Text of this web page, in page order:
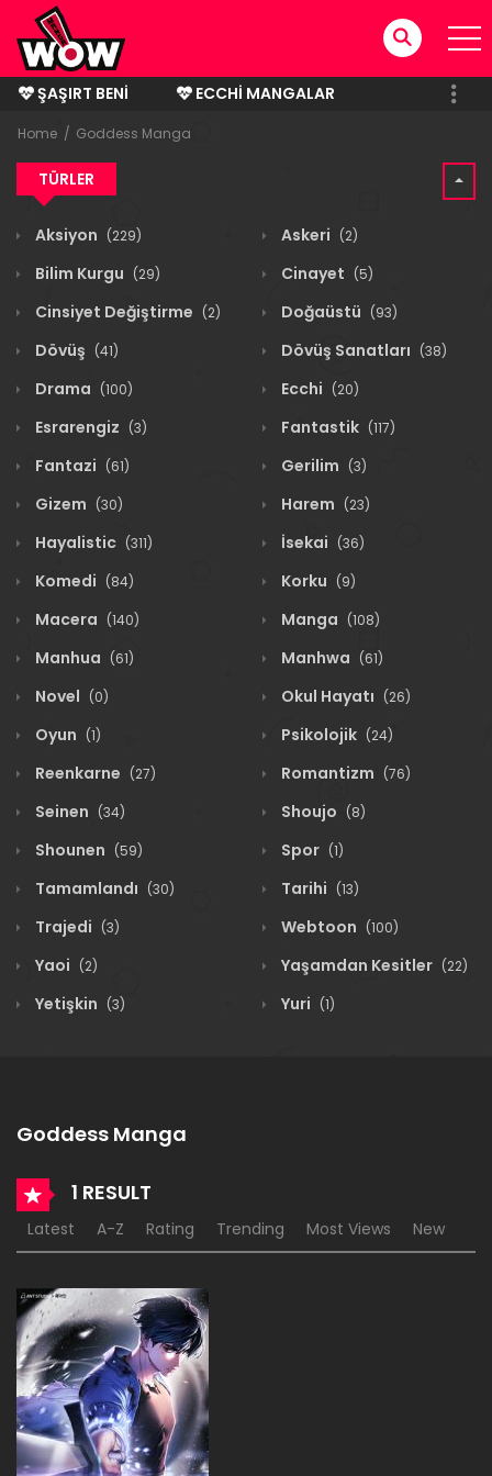
ŞAŞIRT BENI
ECCHI MANGALAR
BITMIŞ MANGALAR
Home Goddess Manga
TÜRLER
Aksiyon (229) Askeri (2)
Bilim Kurgu (29) Cinayet (5)
Cinsiyet Değiştirme (2) Doğaüstü (93)
Dövüş (41) Dövüş Sanatları (38)
Drama (100) Ecchi (20)
Esrarengiz (3) Fantastik (117)
Fantazi (61) Gerilim (3)
Gizem (30) Harem (23)
Hayalistic (311) İsekai (36)
Komedi (84) Korku (9)
Macera (140) Manga (108)
Manhua (61) Manhwa (61)
Novel (0) Okul Hayatı (26)
Oyun (1) Psikolojik (24)
Reenkarne (27) Romantizm (76)
Seinen (34) Shoujo (8)
Shounen (59) Spor (1)
Tamamlandı (30) Tarihi (13)
Trajedi (3) Webtoon (100)
Yaoi (2) Yaşamdan Kesitler (22)
Yetişkin (3) Yuri (1)
Goddess Manga
1 RESULT
Latest A-Z Rating Trending Most Views New